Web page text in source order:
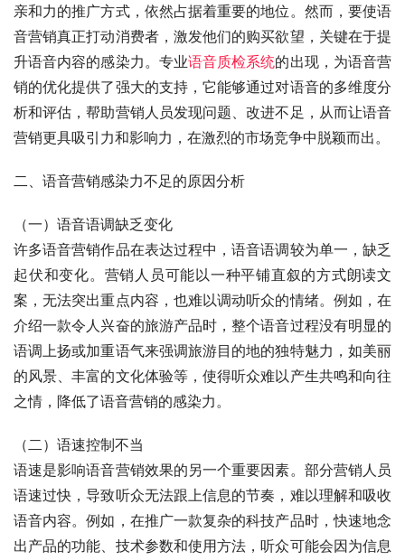
亲和力的推广方式，依然占据着重要的地位。然而，要使语
音营销真正打动消费者，激发他们的购买欲望，关键在于提
升语音内容的感染力。专业语音质检系统的出现，为语音营
销的优化提供了强大的支持，它能够通过对语音的多维度分
析和评估，帮助营销人员发现问题、改进不足，从而让语音
营销更具吸引力和影响力，在激烈的市场竞争中脱颖而出。
二、语音营销感染力不足的原因分析
（一）语音语调缺乏变化
许多语音营销作品在表达过程中，语音语调较为单一，缺乏
起伏和变化。营销人员可能以一种平铺直叙的方式朗读文
案，无法突出重点内容，也难以调动听众的情绪。例如，在
介绍一款令人兴奋的旅游产品时，整个语音过程没有明显的
语调上扬或加重语气来强调旅游目的地的独特魅力，如美丽
的风景、丰富的文化体验等，使得听众难以产生共鸣和向往
之情，降低了语音营销的感染力。
（二）语速控制不当
语速是影响语音营销效果的另一个重要因素。部分营销人员
语速过快，导致听众无法跟上信息的节奏，难以理解和吸收
语音内容。例如，在推广一款复杂的科技产品时，快速地念
出产品的功能、技术参数和使用方法，听众可能会因为信息